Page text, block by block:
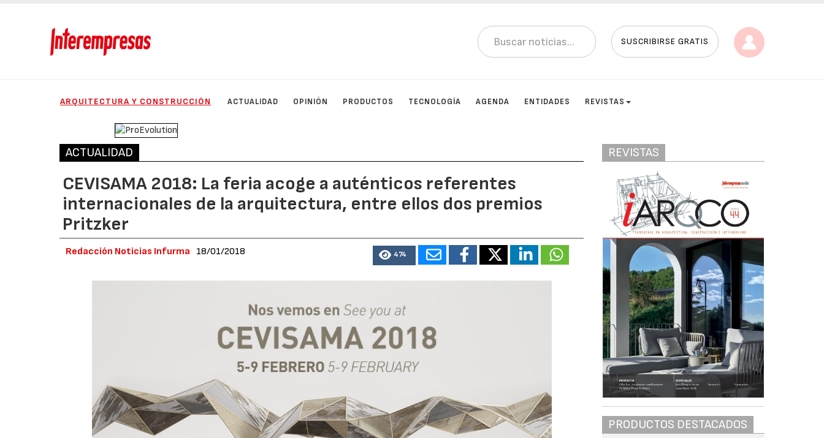
SUSCRIBIRSE GRATIS
ARQUITECTURA Y CONSTRUCCIÓN ACTUALIDAD OPINIÓN PRODUCTOS TECNOLOGÍA AGENDA ENTIDADES REVISTAS
ACTUALIDAD
CEVISAMA 2018: La feria acoge a auténticos referentes
internacionales de la arquitectura, entre ellos dos premios
Pritzker
Redacción Noticias Infurma 18/01/2018 474
REVISTAS
PRODUCTOS DESTACADOS